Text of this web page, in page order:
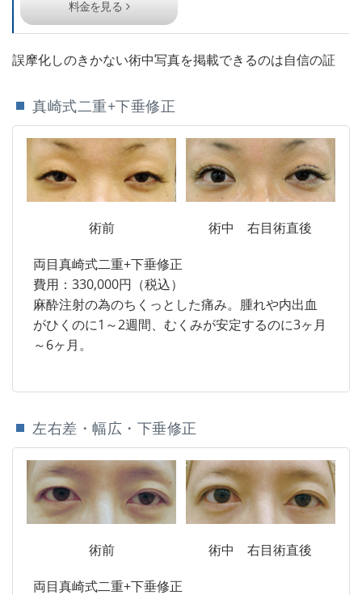
料金を見る
誤摩化しのきかない術中写真を掲載できるのは自信の証
真崎式二重+下垂修正
術前 術中 右目術直後
両目真崎式二重+下垂修正
費用：330,000円（税込）
麻酔注射の為のちくっとした痛み。腫れや内出血
がひくのに1～2週間、むくみが安定するのに3ヶ月
～6ヶ月。
左右差・幅広・下垂修正
術前 術中 右目術直後
両目真崎式二重+下垂修正